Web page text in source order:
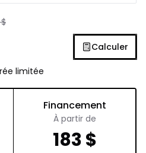
$
Calculer
limitée
Financement
À partir de
183$